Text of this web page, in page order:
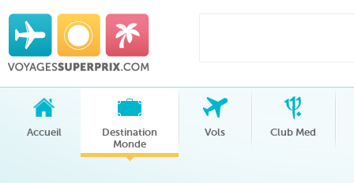
Accueil
Destination
Monde
Vols Club Med